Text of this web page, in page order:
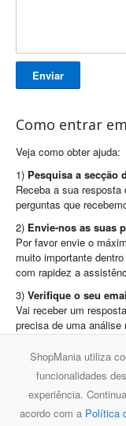
Enviar
Como entrar
Veja como obter ajuda:
1) Pesquisa a secção
Receba a sua
perguntas que
2) Envie-nos as suas
Por favor envie o
muito importante
com rapidez a
3) Verifique o seu
Vai receber um
precisa de uma
Email:
ShopMania utiliza
funcionalidades
experiência.
acordo com a Política